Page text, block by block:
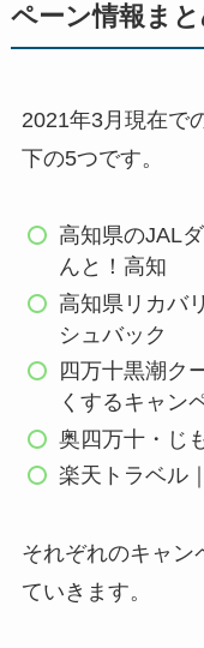
ペーン情報ま
2021年3月現在で
下の5つです。
高知県のJAL
んと！高知
高知県リカバ
シュバック
四万十黒潮ク
くするキャン
奥四万十・じ
楽天トラベル
それぞれのキャン
ていきます。